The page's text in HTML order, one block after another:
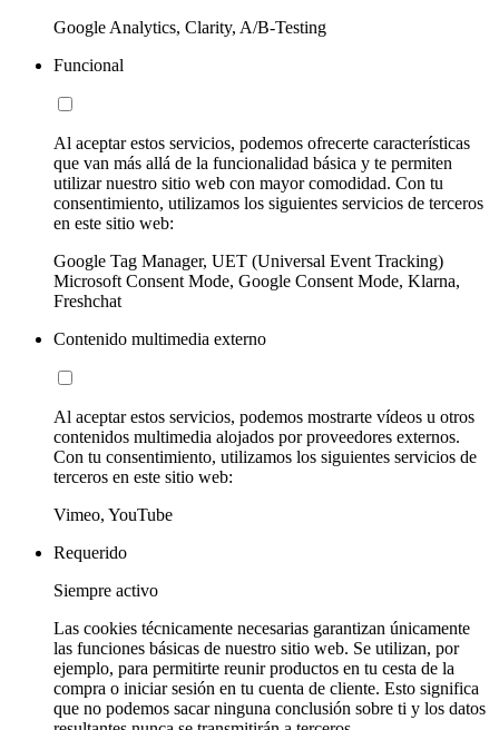
Google Analytics, Clarity, A/B-Testing
Funcional
Al aceptar estos servicios, podemos ofrecerte características
que van más allá de la funcionalidad básica y te permiten
utilizar nuestro sitio web con mayor comodidad. Con tu
consentimiento, utilizamos los siguientes servicios de terceros
en este sitio web:
Google Tag Manager, UET (Universal Event Tracking)
Microsoft Consent Mode, Google Consent Mode, Klarna,
Freshchat
Contenido multimedia externo
Al aceptar estos servicios, podemos mostrarte vídeos u otros
contenidos multimedia alojados por proveedores externos.
Con tu consentimiento, utilizamos los siguientes servicios de
terceros en este sitio web:
Vimeo, YouTube
Requerido
Siempre activo
Las cookies técnicamente necesarias garantizan únicamente
las funciones básicas de nuestro sitio web. Se utilizan, por
ejemplo, para permitirte reunir productos en tu cesta de la
compra o iniciar sesión en tu cuenta de cliente. Esto significa
que no podemos sacar ninguna conclusión sobre ti y los datos